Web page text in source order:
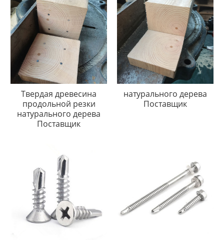
Твердая древесина
продольной резки
натурального дерева
Поставщик
натурального дерева
Поставщик